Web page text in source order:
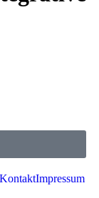
KontaktImpressum